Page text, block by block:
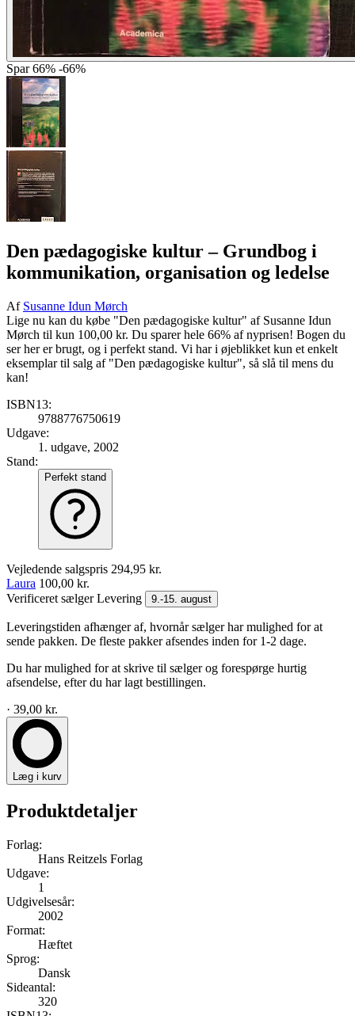
Spar 66% -66%
Den pædagogiske kultur– Grundbog i
kommunikation, organisation og ledelse
Af Susanne Idun Mørch
Lige nu kan du købe "Den pædagogiske kultur" af Susanne Idun
Mørch til kun 100,00 kr. Du sparer hele 66% af nyprisen! Bogen du
ser her er brugt, og i perfekt stand. Vi har i øjeblikket kun et enkelt
eksemplar til salg af "Den pædagogiske kultur", så slå til mens du
kan!
ISBN13:
9788776750619
Udgave:
1. udgave, 2002
Stand:
Perfekt stand
Vejledende salgspris 294,95 kr.
Laura 100,00 kr.
Verificeret sælgerLevering 9.-15. august
Leveringstiden afhænger af, hvornår sælger har mulighed for at
sende pakken. De fleste pakker afsendes inden for 1-2 dage.
Du har mulighed for at skrive til sælger og forespørge hurtig
afsendelse, efter du har lagt bestillingen.
· 39,00 kr.
Læg i kurv
Produktdetaljer
Forlag:
Hans Reitzels Forlag
Udgave:
1
Udgivelsesår:
2002
Format:
Hæftet
Sprog:
Dansk
Sideantal:
320